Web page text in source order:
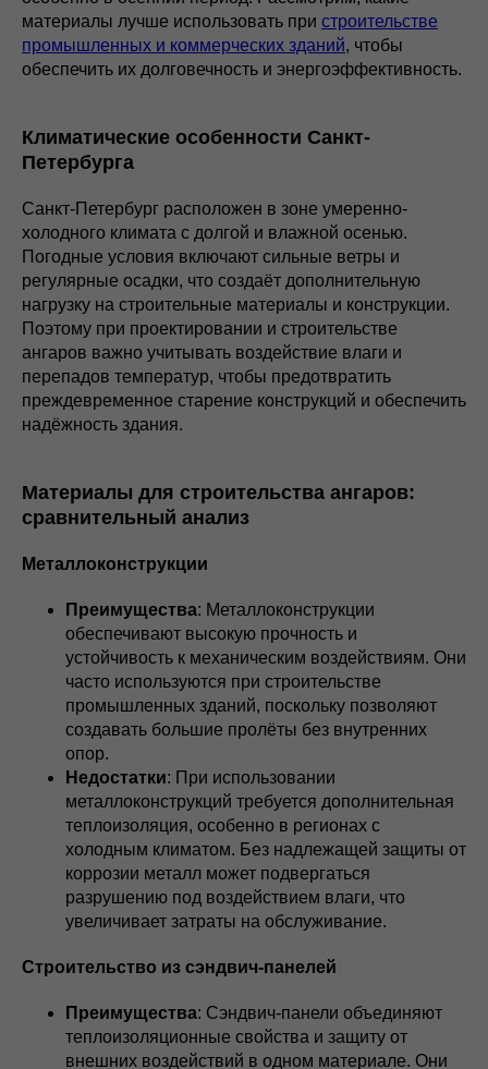
материалы лучше использовать при строительстве
промышленных и коммерческих зданий, чтобы
обеспечить их долговечность и энергоэффективность.
Климатические особенности Санкт-
Петербурга
Санкт-Петербург расположен в зоне умеренно-
холодного климата с долгой и влажной осенью.
Погодные условия включают сильные ветры и
регулярные осадки, что создаёт дополнительную
нагрузку на строительные материалы и конструкции.
Поэтому при проектировании и строительстве
ангаров важно учитывать воздействие влаги и
перепадов температур, чтобы предотвратить
преждевременное старение конструкций и обеспечить
надёжность здания.
Материалы для строительства ангаров:
сравнительный анализ
Металлоконструкции
Преимущества: Металлоконструкции
обеспечивают высокую прочность и
устойчивость к механическим воздействиям. Они
часто используются при строительстве
промышленных зданий, поскольку позволяют
создавать большие пролёты без внутренних
опор.
Недостатки: При использовании
металлоконструкций требуется дополнительная
теплоизоляция, особенно в регионах с
холодным климатом. Без надлежащей защиты от
коррозии металл может подвергаться
разрушению под воздействием влаги, что
увеличивает затраты на обслуживание.
Строительство из сэндвич-панелей
Преимущества: Сэндвич-панели объединяют
теплоизоляционные свойства и защиту от
внешних воздействий в одном материале. Они